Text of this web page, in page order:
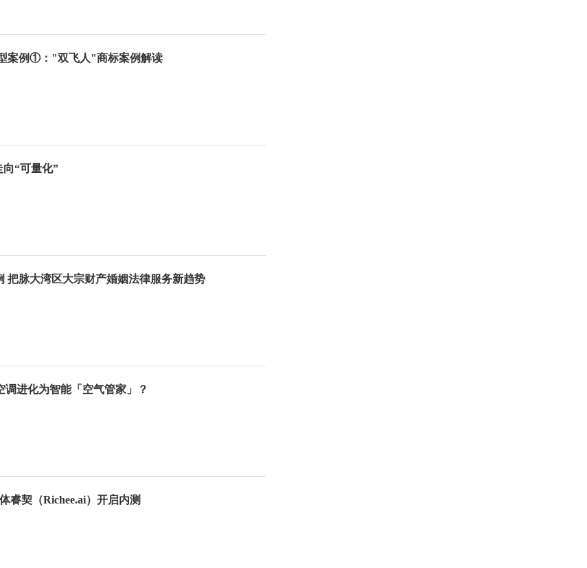
案例①："双飞人"商标案例解读
“可量化”
把脉大湾区大宗财产婚姻法律服务新趋势
调进化为智能「空气管家」？
睿契（Richee.ai）开启内测